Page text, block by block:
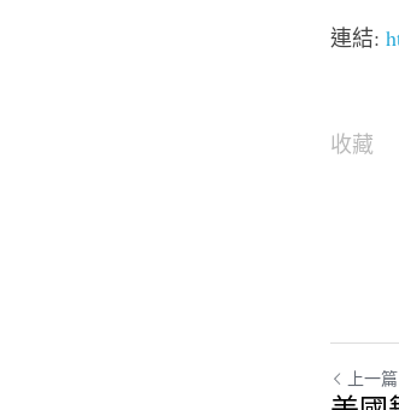
連結:
收藏
上一篇